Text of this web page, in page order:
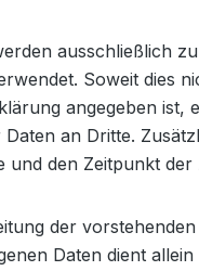
ausschließlich
Soweit dies
angegeben ist,
Daten an Dritte.
und den Zeitpunkt der
der vorstehenden
Daten dient